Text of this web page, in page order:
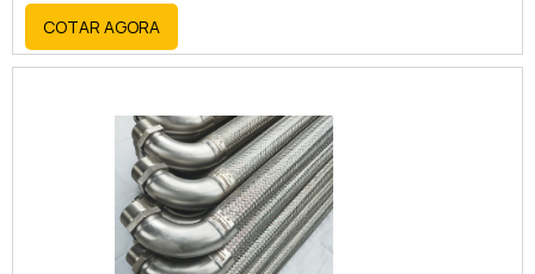
com o aço inoxidável, oferece alta
resistência, durabilidade, flexibilidade e
resistência a altas temperaturas, corrosão
COTAR AGORA